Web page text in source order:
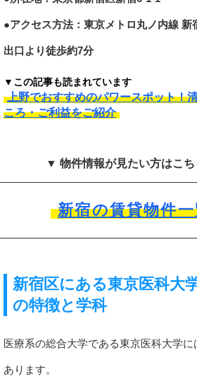
●アクセス方法：東京メトロ丸ノ内線
出口より徒歩約7分
▼この記事も読まれています
上野でおすすめのパワースポット！
ころ・ご利益をご紹介
▼ 物件情報が見たい方はこ
新宿の賃貸物件
新宿区にある東京医科大
の特徴と学科
医療系の総合大学である東京医科大学
あります。